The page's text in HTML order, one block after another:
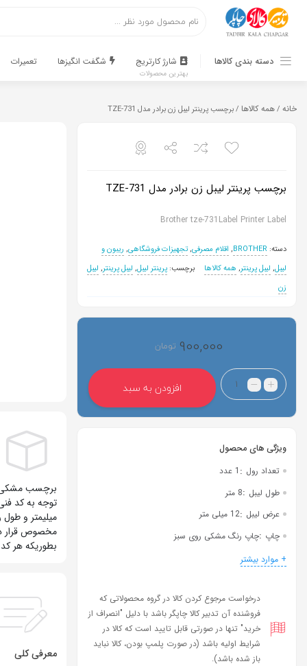
دسته بندی کالاها شارژ کارتریج
بهترین محصولات
شگفت انگیزها تعمیرات
اشتراک گذاری
با استفاده از روش‌های زیر می‌توانید این صفحه را با دوستان خود
به اشتراک بگذارید.
خانه /همه کالاها / برچسب پرینتر لیبل زن برادر مدل TZE-731
برچسب پرینتر لیبل زن برادر مدل TZE-731
Brother tze-731Label Printer Label
دسته: BROTHER
, اقلام مصرفی,تجهیزات فروشگاهی, ریبون و
لیبل, لیبل پرینتر, همه کالاها برچسب: پرینتر لیبل, لیبل پرینتر, لیبل
زن
تومان 900,000
افزودن به سبد
تعداد رول : 1 عدد
طول لیبل :8 متر
عرض لیبل :12 میلی متر
چاپ :چاپ رنگ مشکی روی سبز
+ موارد بیشتر
درخواست مرجوع کردن کالا در گروه محصولاتی که
فروشنده آن تدبیر کالا چاپگر باشد با دلیل "انصراف از
خرید" تنها در صورتی قابل تایید است که کالا در
شرایط اولیه باشد (در صورت پلمپ بودن، کالا نباید
باز شده باشد).
مخصوص قرار
بطوریکه هر
معرفی کلی